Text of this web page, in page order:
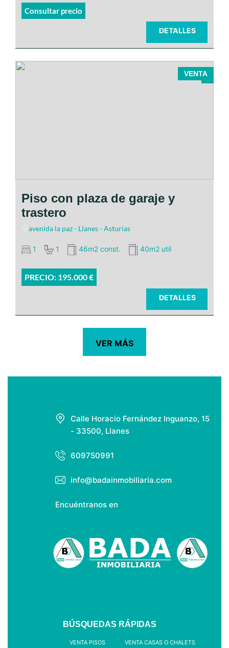
La cocina es muy luminosa
El piso dispone de 3 habitaciones
La propiedad se complementa con
una plaza de garaje y un trastero.
Consultar precio
DETALLES
VENTA
colegios, parque, así como del
paseo de San Pedro y de la playa
del Sablón
trastero y una plaza de
Piso con plaza de garaje y
trastero
avenida la paz - Llanes - Asturias
1 1 46m2 const. 40m2 util
PRECIO: 195.000 €
DETALLES
VER MÁS
Calle Horacio Fernández Inguanzo, 15
- 33500, Llanes
609750991
info@badainmobiliaria.com
Encuéntranos en
BÚSQUEDAS RÁPIDAS
VENTA PISOS VENTA CASAS O CHALETS